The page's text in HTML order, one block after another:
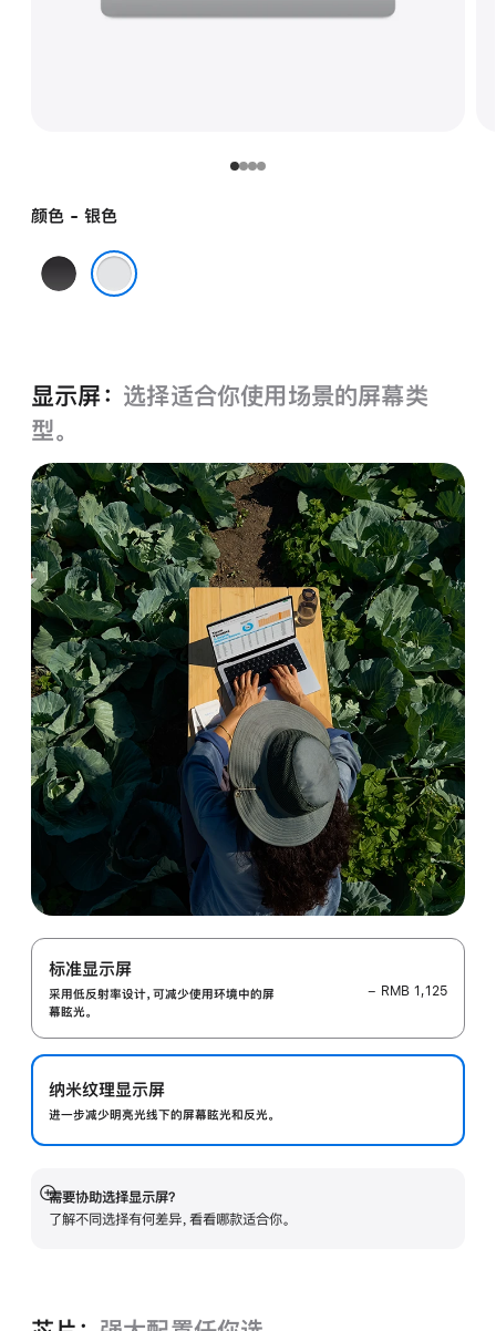
颜色 - 银色
深
空
显示屏： 选择适合你使用场景的屏幕类
型。
标准显示屏
采用低反射率设计，可减少使用环境中的屏
幕眩光。
− RMB 1,125
纳米纹理显示屏
进一步减少明亮光线下的屏幕眩光和反光。
需要协助选择显示屏？
了解不同选择有何差异，看看哪款适合你。
展
开